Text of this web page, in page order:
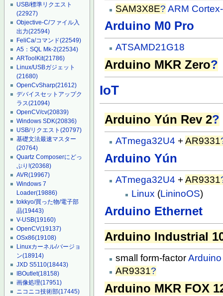
USB/標準リクエスト
(22927)
Objective-C/ファイル入
出力(22594)
FeliCa/コマンド(22549)
A5：SQL Mk-2(22534)
ARToolKit(21786)
Linux/USBガジェット
(21680)
OpenCvSharp(21612)
デバイスセットアップク
ラス(21094)
OpenCV/cv(20839)
Windows SDK(20836)
USB/リクエスト(20797)
基礎文法最速マスター
(20764)
Quartz Composerにどっ
ぷり!(20368)
AVR(19967)
Windows 7
Loader(19886)
tokkyo/買った物/電子部
品(19443)
V-USB(19160)
OpenCV(19137)
OSx86(19108)
Linuxカーネル/バージョ
ン(18914)
JXD S5110(18443)
IBOutlet(18158)
画像処理(17951)
ニコニコ技術部(17445)
SAM3X8E? ARM
Arduino M0 Pro
ATSAMD21G18
Arduino MKR Zero?
IoT
Arduino Yún Rev 2?
ATmega32U4 +AR9331
Arduino Yún
ATmega32U4 +AR9331
Linux (LininoOS)
Arduino Ethernet
Arduino Industrial
small form-factor
AR9331?
Arduino MKR FOX